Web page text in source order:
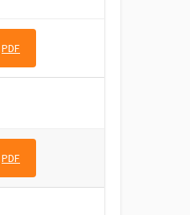
PDF
PDF